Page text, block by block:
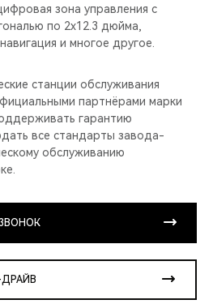
зона управления с
по 2x12.3 дюйма,
и многое другое.
станции обслуживания
партнёрами марки
гарантию
все стандарты завода-
обслуживанию
ДРАЙВ